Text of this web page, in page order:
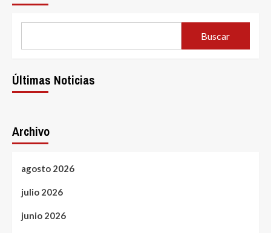
Buscar
Últimas Noticias
Archivo
agosto 2026
julio 2026
junio 2026